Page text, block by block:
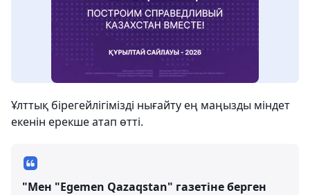
Ұлттық бірегейлігімізді нығайту ең маңызды міндет
екенін ерекше атап өтті.
"Мен "Egemen Qazaqstan" газетіне берген